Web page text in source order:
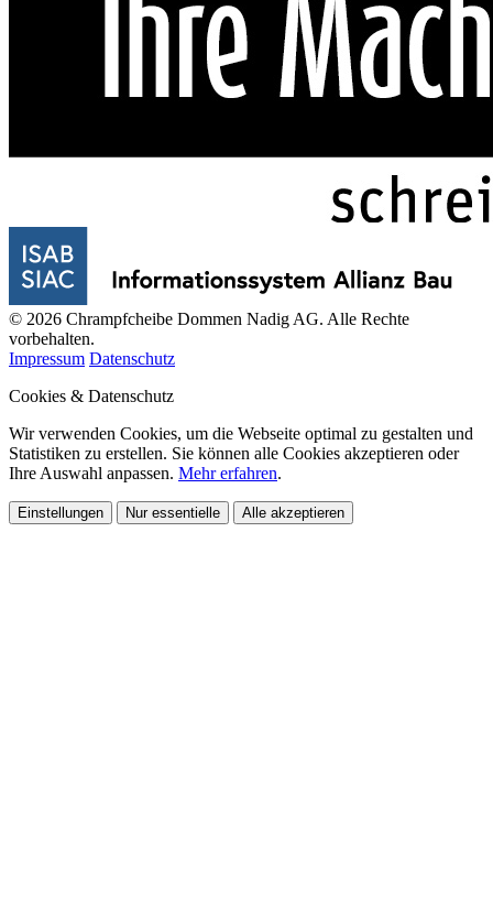
© 2026 Chrampfcheibe Dommen Nadig AG. Alle Rechte
vorbehalten.
Impressum Datenschutz
Cookies & Datenschutz
Wir verwenden Cookies, um die Webseite optimal zu gestalten und
Statistiken zu erstellen. Sie können alle Cookies akzeptieren oder
Ihre Auswahl anpassen. Mehr erfahren.
Einstellungen Nur essentielle Alle akzeptieren